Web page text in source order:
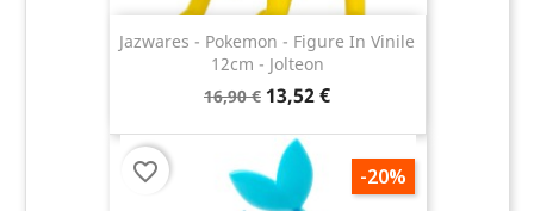
Jazwares - Pokemon - Figure In Vinile
12cm - Jolteon
16,90 € 13,52 €
-20%
favorite_border